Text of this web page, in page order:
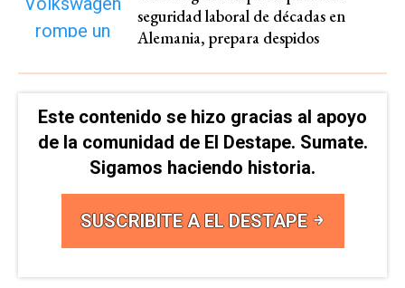
seguridad laboral de décadas en
Alemania, prepara despidos
Este contenido se hizo gracias al apoyo
de la comunidad de El Destape. Sumate.
Sigamos haciendo historia.
SUSCRIBITE A EL DESTAPE